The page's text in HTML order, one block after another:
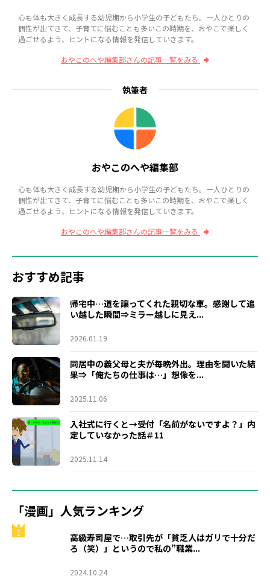
心も体も大きく成長する幼児期から小学生の子どもたち。一人ひとりの
個性が出てきて、子育てに悩むことも多いこの時期を、おやこで楽しく
過ごせるよう、ヒントになる情報を発信していきます。
おやこのへや編集部さんの記事一覧をみる
執筆者
おやこのへや編集部
心も体も大きく成長する幼児期から小学生の子どもたち。一人ひとりの
個性が出てきて、子育てに悩むことも多いこの時期を、おやこで楽しく
過ごせるよう、ヒントになる情報を発信していきます。
おやこのへや編集部さんの記事一覧をみる
おすすめ記事
帰宅中…道を譲ってくれた親切な車。感謝して追
い越した瞬間⇒ミラー越しに見え...
2026.01.19
同居中の義父母と夫が毎晩外出。理由を聞いた結
果⇒「俺たちの仕事は…」想像を...
2025.11.06
入社式に行くと→受付「名前がないですよ？」内
定していなかった話＃11
2025.11.14
「漫画」人気ランキング
1
高級寿司屋で…取引先が「貧乏人はガリで十分だ
ろ（笑）」というので私の”職業...
2024.10.24